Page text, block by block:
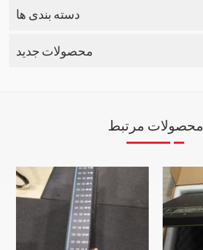
دسته بندی ها
محصولات جدید
محصولات مرتبط